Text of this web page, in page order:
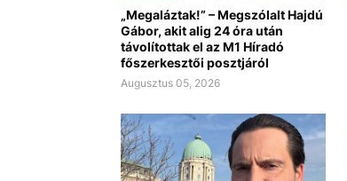
„Megaláztak!” – Megszólalt Hajdú
Gábor, akit alig 24 óra után
távolítottak el az M1 Híradó
főszerkesztői posztjáról
Augusztus 05, 2026